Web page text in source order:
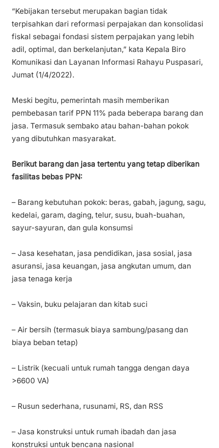
“Kebijakan tersebut merupakan bagian tidak
terpisahkan dari reformasi perpajakan dan konsolidasi
fiskal sebagai fondasi sistem perpajakan yang lebih
adil, optimal, dan berkelanjutan,” kata Kepala Biro
Komunikasi dan Layanan Informasi Rahayu Puspasari,
Jumat (1/4/2022).
Meski begitu, pemerintah masih memberikan
pembebasan tarif PPN 11% pada beberapa barang dan
jasa. Termasuk sembako atau bahan-bahan pokok
yang dibutuhkan masyarakat.
Berikut barang dan jasa tertentu yang tetap diberikan
fasilitas bebas PPN:
– Barang kebutuhan pokok: beras, gabah, jagung, sagu,
kedelai, garam, daging, telur, susu, buah-buahan,
sayur-sayuran, dan gula konsumsi
– Jasa kesehatan, jasa pendidikan, jasa sosial, jasa
asuransi, jasa keuangan, jasa angkutan umum, dan
jasa tenaga kerja
– Vaksin, buku pelajaran dan kitab suci
– Air bersih (termasuk biaya sambung/pasang dan
biaya beban tetap)
– Listrik (kecuali untuk rumah tangga dengan daya
>6600 VA)
– Rusun sederhana, rusunami, RS, dan RSS
– Jasa konstruksi untuk rumah ibadah dan jasa
konstruksi untuk bencana nasional